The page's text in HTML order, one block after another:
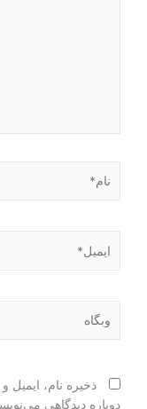
ذخیره نام،
دوباره دیدگاهی